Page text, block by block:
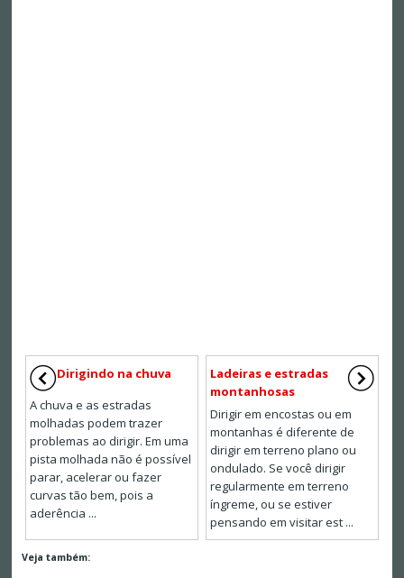
Dirigindo na chuva
A chuva e as estradas
molhadas podem trazer
problemas ao dirigir. Em uma
pista molhada não é possível
parar, acelerar ou fazer
curvas tão bem, pois a
aderência ...
Ladeiras e estradas
montanhosas
Dirigir em encostas ou em
montanhas é diferente de
dirigir em terreno plano ou
ondulado. Se você dirigir
regularmente em terreno
íngreme, ou se estiver
pensando em visitar est ...
Veja também: